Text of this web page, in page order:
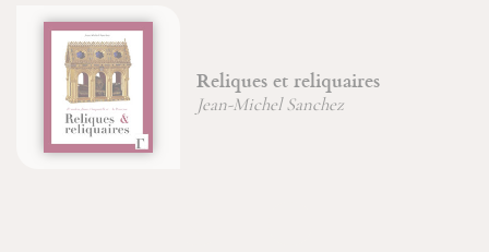
La Parousie et sa spiritualité
Christian (Père) Wyler